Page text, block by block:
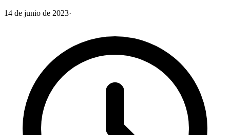
14 de junio de 2023·